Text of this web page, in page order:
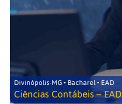
Divinópolis-MG • Bacharel • EAD
Ciências Contábeis – EAD